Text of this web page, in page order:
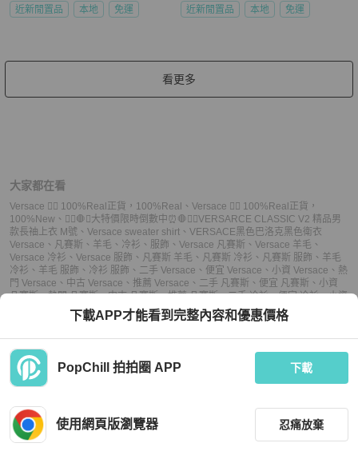
近新閒置品 本地 免運 近新閒置品 本地 免運
看更多
大家都在看
Versace 👍🏻 100%Real正貨，100%Real 、 Versace 👍🏻 100%Real正貨，
100%New 、 💁‍♂️🛑⏰大特價限時倒數中⏰🛑💁‍♂️VERSARCE CLASSIC V2 精品男
款長䄂上衣 M號 、 Versace sweater shirt 、 VERSACE黑色巴洛克黑色衛衣
Versace 、 凡賽斯 、 羊毛 、 冷衫 、 服飾 、 Versace 凡賽斯 、 Versace 羊毛 、
Versace 冷衫 、 Versace 服飾 、 凡賽斯 羊毛 、 凡賽斯 冷衫 、 凡賽斯 服飾 、 羊毛
冷衫 、 羊毛 服飾 、 冷衫 服飾 、 二手 Versace 、 便宜 Versace 、 小資 Versace 、 熱
門 Versace 、 中古 Versace 、 推薦 Versace 、 二手 凡賽斯 、 便宜 凡賽斯 、 小資
凡賽斯、熱門 凡賽斯、中古 凡賽斯、推薦 凡賽斯、二手 冷衫、便宜 冷衫、小資
熱門 冷衫、中古 冷衫 、推薦 冷衫、二手 服飾、便宜 服飾、
中古 服飾、 推薦 服飾
下載APP才能看到完整內容和優惠價格
PopChill 拍拍圈 APP 下載
使用網頁版瀏覽器 忍痛放棄